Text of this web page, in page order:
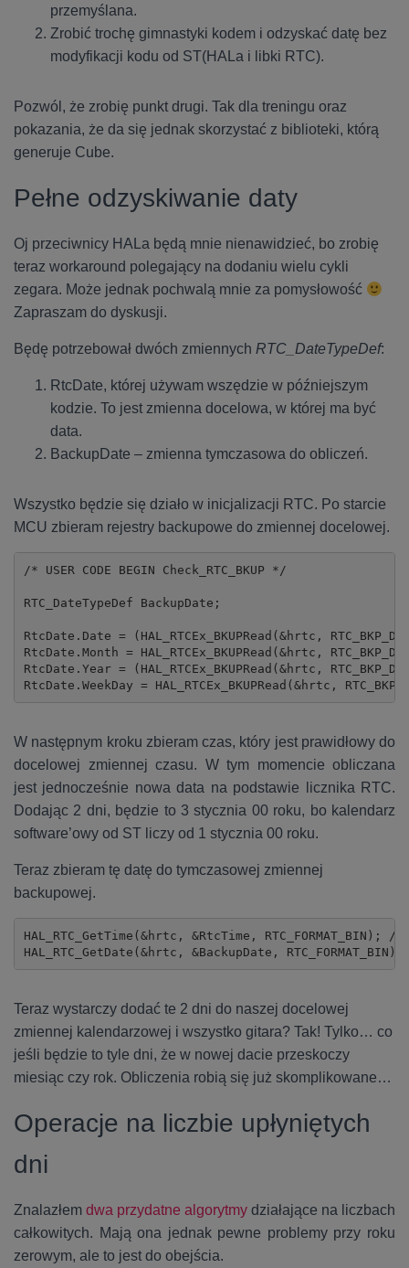
przemyślana.
Zrobić trochę gimnastyki kodem i odzyskać datę bez
modyfikacji kodu od ST(HALa i libki RTC).
Pozwól, że zrobię punkt drugi. Tak dla treningu oraz
pokazania, że da się jednak skorzystać z biblioteki, którą
generuje Cube.
Pełne odzyskiwanie daty
Oj przeciwnicy HALa będą mnie nienawidzieć, bo zrobię
teraz workaround polegający na dodaniu wielu cykli
zegara. Może jednak pochwalą mnie za pomysłowość
Zapraszam do dyskusji.
Będę potrzebował dwóch zmiennych RTC_DateTypeDef:
RtcDate, której używam wszędzie w późniejszym
kodzie. To jest zmienna docelowa, w której ma być
data.
BackupDate – zmienna tymczasowa do obliczeń.
Wszystko będzie się działo w inicjalizacji RTC. Po starcie
MCU zbieram rejestry backupowe do zmiennej docelowej.
/* USER CODE BEGIN Check_RTC_BKUP */
RTC_DateTypeDef BackupDate;
RtcDate.Date = (HAL_RTCEx_BKUPRead(&hrtc,
RtcDate.Month = HAL_RTCEx_BKUPRead(&hrtc,
RtcDate.Year = (HAL_RTCEx_BKUPRead(&hrtc,
RtcDate.WeekDay = HAL_RTCEx_BKUPRead(&hrtc,
W następnym kroku zbieram czas, który jest prawidłowy do
docelowej zmiennej czasu. W tym momencie obliczana
jest jednocześnie nowa data na podstawie licznika RTC.
Dodając 2 dni, będzie to 3 stycznia 00 roku, bo kalendarz
software’owy od ST liczy od 1 stycznia 00 roku.
Teraz zbieram tę datę do tymczasowej zmiennej
backupowej.
HAL_RTC_GetTime(&hrtc, &RtcTime,
HAL_RTC_GetDate(&hrtc, &BackupDate,
Teraz wystarczy dodać te 2 dni do naszej docelowej
zmiennej kalendarzowej i wszystko gitara? Tak! Tylko… co
jeśli będzie to tyle dni, że w nowej dacie przeskoczy
miesiąc czy rok. Obliczenia robią się już skomplikowane…
Operacje na liczbie upłyniętych
dni
Znalazłem dwa przydatne algorytmy działające na liczbach
całkowitych. Mają ona jednak pewne problemy przy roku
zerowym, ale to jest do obejścia.